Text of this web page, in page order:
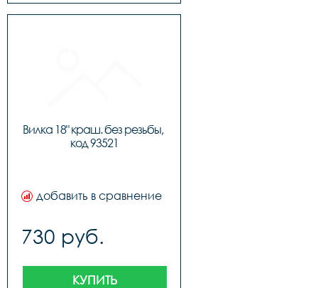
Вилка 18" краш. без резьбы,
код 93521
добавить в сравнение
730 руб.
КУПИТЬ